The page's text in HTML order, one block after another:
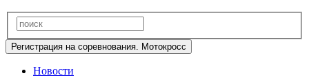
Регистрация на соревнования. Мотокросс
Новости